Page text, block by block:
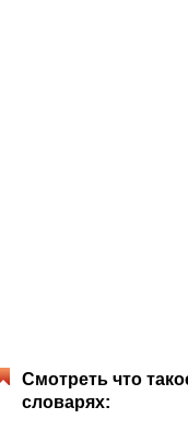
Смотреть что
словарях: